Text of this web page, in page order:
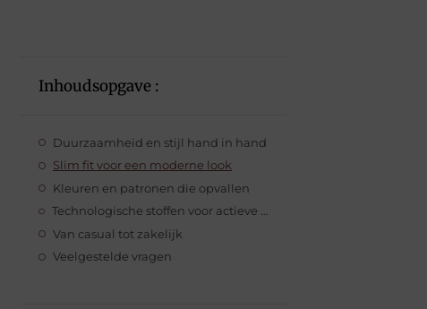
Inhoudsopgave :
Duurzaamheid en stijl hand in hand
Slim fit voor een moderne look
Kleuren en patronen die opvallen
Technologische stoffen voor actieve mannen
Van casual tot zakelijk
Veelgestelde vragen